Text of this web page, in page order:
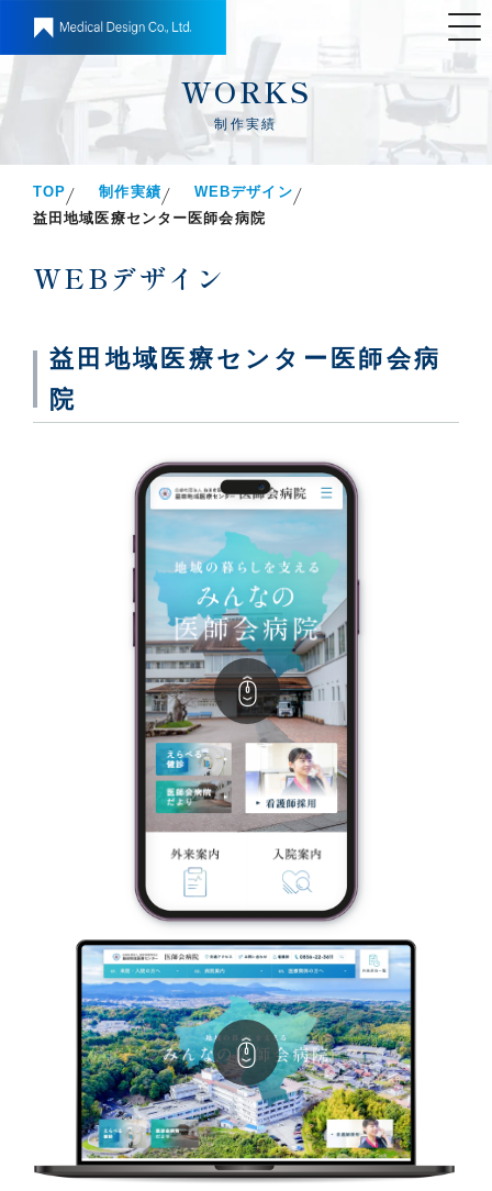
WORKS
制作実績
TOP 制作実績
WEBデザイン
益田地域医療センター医師会病院
WEBデザイン
益田地域医療センター医師会病
院